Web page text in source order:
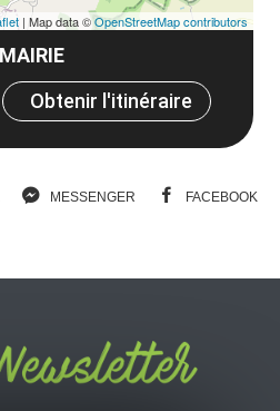
MAIRIE
Obtenir l'itinéraire
| Map data ©OpenStreetMap contributors
MESSENGER FACEBOOK